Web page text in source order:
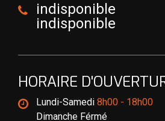
indisponible
indisponible
HORAIRE
Lundi-Samedi 8h00 - 18h00
Dimanche Férmé